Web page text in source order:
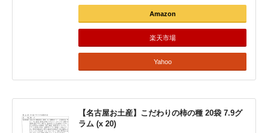
Amazon
楽天市場
Yahoo
【名古屋お土産】こだわりの柿の種 20袋 7.9グ
ラム (x 20)